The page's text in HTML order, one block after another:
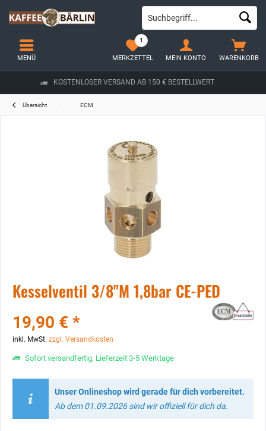
KOSTENLOSER VERSAND AB 150 € BESTELLWERT
WARENKORB
1
MERKZETTEL MEIN KONTO
MENÜ
Übersicht ECM
Kesselventil 3/8"M 1,8bar CE-PED
19,90 € *
inkl. MwSt. zzgl. Versandkosten
Sofort versandfertig, Lieferzeit 3-5 Werktage
Unser Onlineshop wird gerade für dich vorbereitet.
Ab dem 01.09.2026 sind wir offiziell für dich da.